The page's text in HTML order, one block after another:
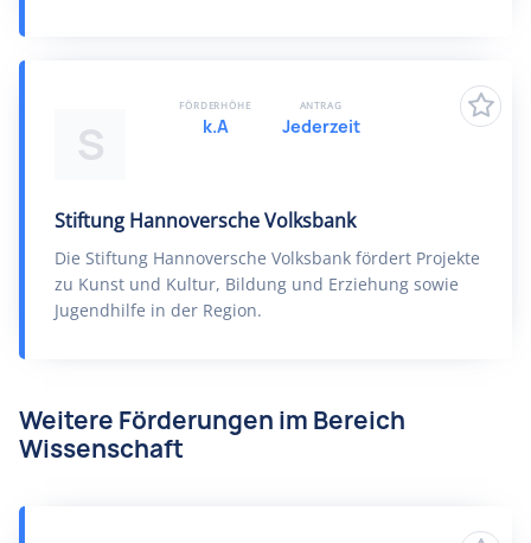
S
Stiftung Hannoversche Volksbank
Die Stiftung Hannoversche Volksbank fördert Projekte
zu Kunst und Kultur, Bildung und Erziehung sowie
Jugendhilfe in der Region.
FÖRDERHÖHE
k.A
ANTRAG
Jederzeit
Weitere Förderungen im Bereich
Wissenschaft